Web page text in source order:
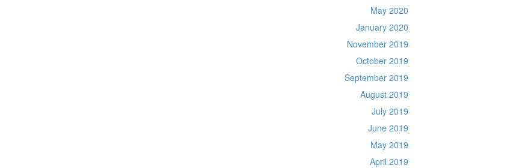
May 2020
January 2020
November 2019
October 2019
September 2019
August 2019
July 2019
June 2019
May 2019
April 2019